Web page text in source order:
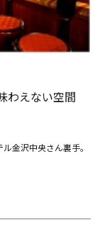
わえない空間
金沢中央さん裏手。